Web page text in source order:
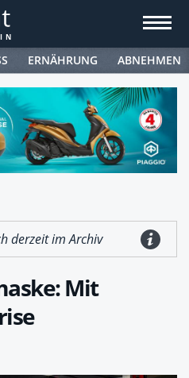
ERNÄHRUNG ABNEHMEN
derzeit im Archiv
Mit